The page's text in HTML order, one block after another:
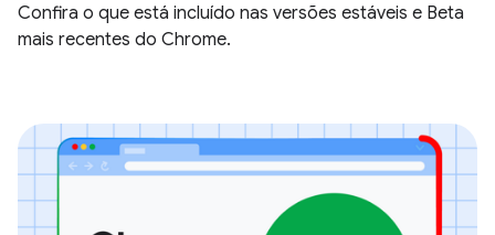
Confira o que está incluído nas versões estáveis e Beta
mais recentes do Chrome.